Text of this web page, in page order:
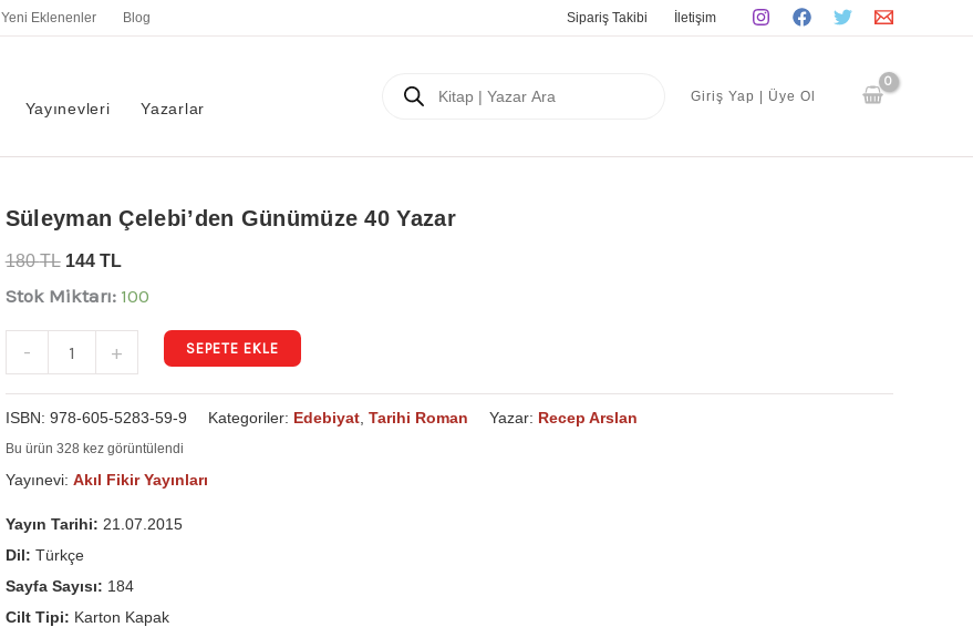
Yeni Eklenenler Blog Sipariş Takibi İletişim
Yayınevleri Yazarlar
search
Giriş Yap | Üye Ol
Süleyman Çelebi’den Günümüze 40 Yazar
180TL 144 TL
Stok Miktarı: 100
-
Süleyman
40
adet
+ SEPETE EKLE
ISBN: 978-605-5283-59-9 Kategoriler: Edebiyat, Tarihi Roman Yazar: Recep Arslan
Bu ürün 328 kez görüntülendi
Yayınevi: Akıl Fikir Yayınları
Yayın Tarihi: 21.07.2015
Dil: Türkçe
Sayfa Sayısı: 184
Cilt Tipi: Karton Kapak